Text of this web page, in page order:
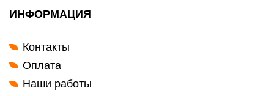
ИНФОРМАЦИЯ
Контакты
Оплата
Наши работы